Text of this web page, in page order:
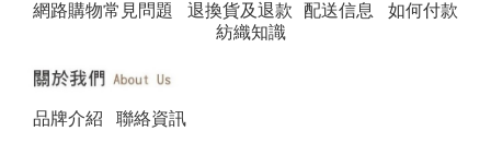
網路購物常見問題 退換貨及退款 配送信息
如何付款
紡織知識
品牌介紹 聯絡資訊